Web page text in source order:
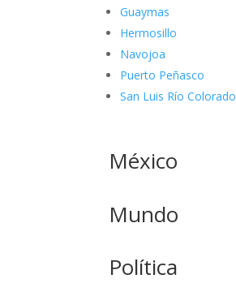
Guaymas
Hermosillo
Navojoa
Puerto Peñasco
San Luis Río Colorado
México
Mundo
Política